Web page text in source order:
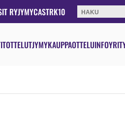
RYJYMYCASTRK10 Haku:
OTTELUTJYMYKAUPPAOTTELUINFO